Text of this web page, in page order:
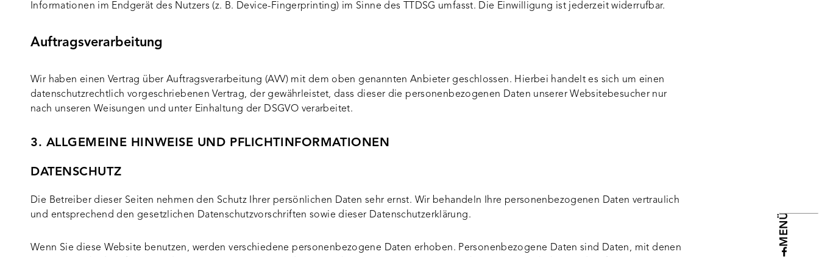
Informationen im Endgerät des Nutzers (z. B. Device-Fingerprinting) im Sinne des TTDSG umfasst. Die Einwilligung ist jederzeit widerrufbar.
Auftragsverarbeitung
Wir haben einen Vertrag über Auftragsverarbeitung (AVV) mit dem oben genannten Anbieter geschlossen. Hierbei handelt es sich um einen
datenschutzrechtlich vorgeschriebenen Vertrag, der gewährleistet, dass dieser die personenbezogenen Daten unserer Websitebesucher nur
nach unseren Weisungen und unter Einhaltung der DSGVO verarbeitet.
3. ALLGEMEINE HINWEISE UND PFLICHT­INFORMATIONEN
DATENSCHUTZ
Die Betreiber dieser Seiten nehmen den Schutz Ihrer persönlichen Daten sehr ernst. Wir behandeln Ihre personenbezogenen Daten vertraulich
und entsprechend den gesetzlichen Datenschutzvorschriften sowie dieser Datenschutzerklärung.
Wenn Sie diese Website benutzen, werden verschiedene personenbezogene Daten erhoben. Personenbezogene Daten sind Daten, mit denen
MENÜ